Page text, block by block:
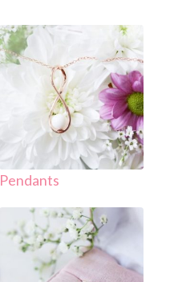
( 34 )
Pendants
( 15 )